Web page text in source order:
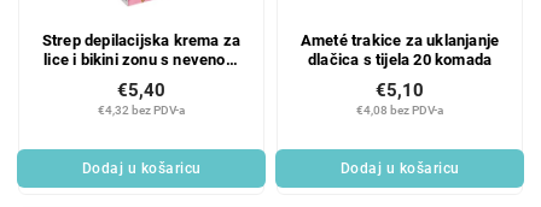
Strep depilacijska krema za
lice i bikini zonu s nevenom
75 ml
€4,32 bez PDV-a
€5,40
Dodaj u košaricu
Ameté trakice za uklanjanje
dlačica s tijela 20 komada
€4,08 bez PDV-a
€5,10
Dodaj u košaricu